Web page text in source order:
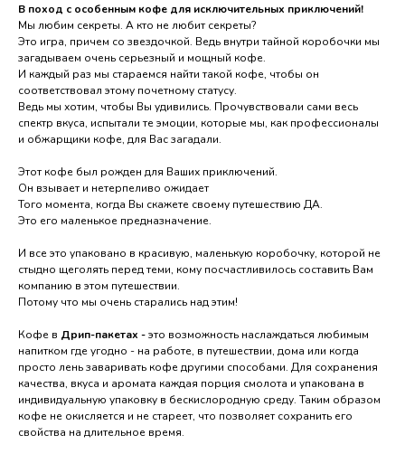
В поход с особенным кофе для исключительных приключений!
Мы любим секреты. А кто не любит секреты?
Это игра, причем со звездочкой. Ведь внутри тайной коробочки мы
загадываем очень серьезный и мощный кофе.
И каждый раз мы стараемся найти такой кофе, чтобы он
соответствовал этому почетному статусу.
Ведь мы хотим, чтобы Вы удивились. Прочувствовали сами весь
спектр вкуса, испытали те эмоции, которые мы, как профессионалы
и обжарщики кофе, для Вас загадали.
Этот кофе был рожден для Ваших приключений.
Он взывает и нетерпеливо ожидает
Того момента, когда Вы скажете своему путешествию ДА.
Это его маленькое предназначение.
И все это упаковано в красивую, маленькую коробочку, которой не
стыдно щеголять перед теми, кому посчастливилось составить Вам
компанию в этом путешествии.
Потому что мы очень старались над этим!
Кофе в Дрип-пакетах -это возможность наслаждаться любимым
напитком где угодно - на работе, в путешествии, дома или когда
просто лень заваривать кофе другими способами. Для сохранения
качества, вкуса и аромата каждая порция смолота и упакована в
индивидуальную упаковку в бескислородную среду. Таким образом
кофе не окисляется и не стареет, что позволяет сохранить его
свойства на длительное время.